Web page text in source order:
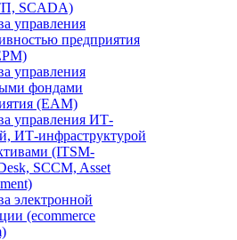
SCADA)
управления
предприятия
управления
фондами
(EAM)
управления ИТ-
ИТ-инфраструктурой
(ITSM-
SCCM, Asset
электронной
(ecommerce